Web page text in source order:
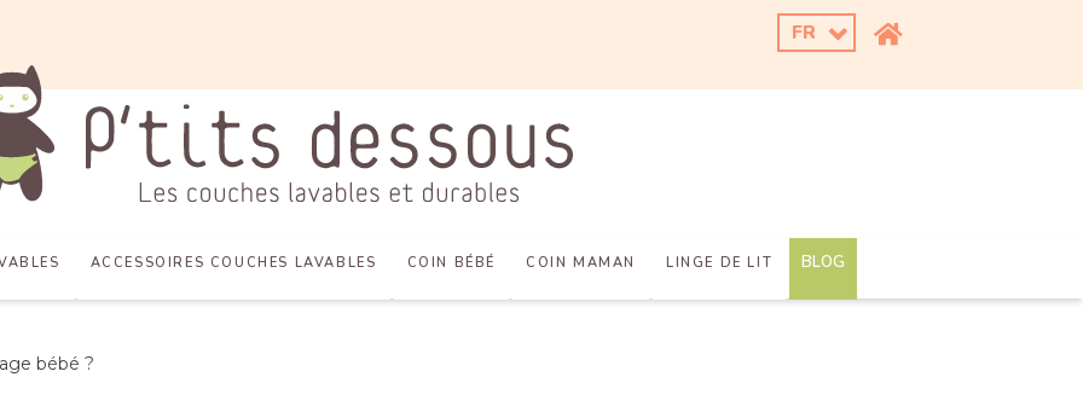
FR
ACCESSOIRES COUCHES LAVABLES COIN BÉBÉ COIN MAMAN LINGE DE LIT BLOG
bébé ?